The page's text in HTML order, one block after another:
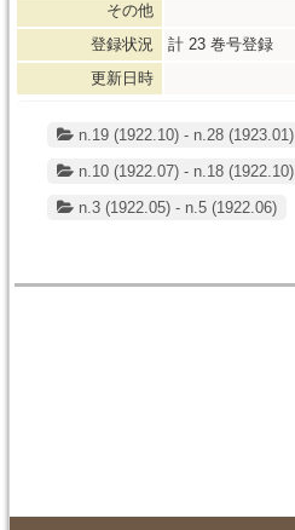
その他
登録状況
計 23 巻号登録
更新日時
n.19 (1922.10) - n.28 (1923.01)
n.10 (1922.07) - n.18 (1922.10)
n.3 (1922.05) - n.5 (1922.06)